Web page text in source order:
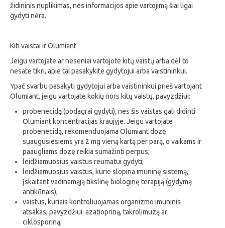
židininis nuplikimas, nes informacijos apie vartojimą šiai ligai
gydyti nėra.
Kiti vaistai ir Olumiant
Jeigu vartojate ar neseniai vartojote kitų vaistų arba dėl to
nesate tikri, apie tai pasakykite gydytojui arba vaistininkui.
Ypač svarbu pasakyti gydytojui arba vaistininkui prieš vartojant
Olumiant, jeigu vartojate kokių nors kitų vaistų, pavyzdžiui:
probenecidą (podagrai gydyti), nes šis vaistas gali didinti
Olumiant koncentracijas kraujyje. Jeigu vartojate
probenecidą, rekomenduojama Olumiant dozė
suaugusiesiems yra 2 mg vieną kartą per parą, o vaikams ir
paaugliams dozę reikia sumažinti perpus;
leidžiamuosius vaistus reumatui gydyti;
leidžiamuosius vaistus, kurie slopina imuninę sistemą,
įskaitant vadinamąją tikslinę biologinę terapiją (gydymą
antikūnais);
vaistus, kuriais kontroliuojamas organizmo imuninis
atsakas, pavyzdžiui: azatiopriną, takrolimuzą ar
ciklosporiną;